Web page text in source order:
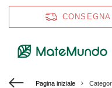
Pagina iniziale